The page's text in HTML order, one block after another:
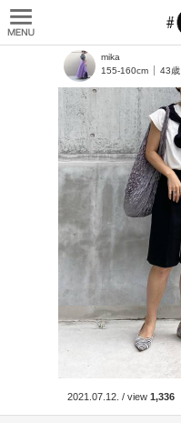
mika
155-160cm
43歳
2021.07.12. / view 1,336